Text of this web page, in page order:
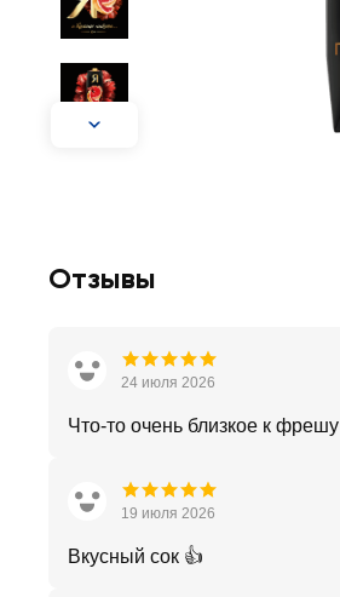
Отзывы
24 июля 2026
Что-то очень близкое к фрешу
19 июля 2026
Вкусный сок 👍